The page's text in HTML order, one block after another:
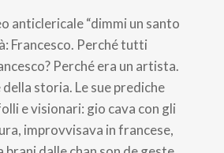
anticlericale “dimmi un santo
Francesco. Perché tutti
Perché era un artista.
storia. Le sue prediche
e visionari: gio cava con gli
improvvisava in francese,